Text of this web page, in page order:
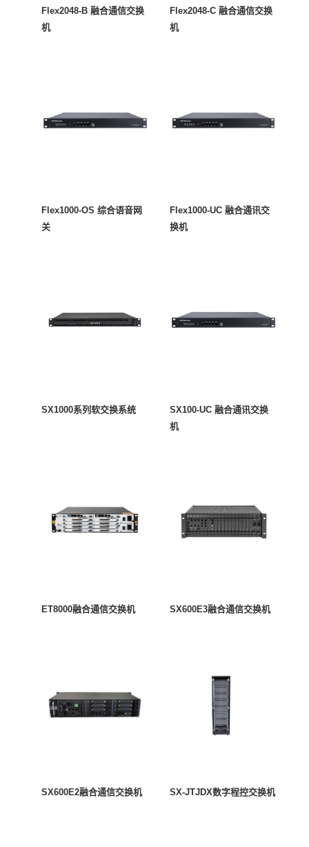
Flex2048-B 融合通信交换
机
Flex2048-C 融合通信交换
机
Flex1000-OS 综合语音网
关
Flex1000-UC 融合通讯交
换机
​SX1000系列软交换系统
SX100-UC 融合通讯交换
机
ET8000融合通信交换机 SX600E3融合通信交换机
SX600E2融合通信交换机 SX-JTJDX数字程控交换机